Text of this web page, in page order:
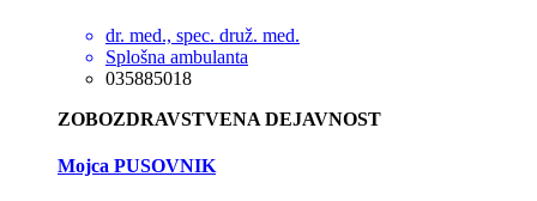
dr. med., spec. druž. med.
Splošna ambulanta
035885018
ZOBOZDRAVSTVENA DEJAVNOST
Mojca PUSOVNIK